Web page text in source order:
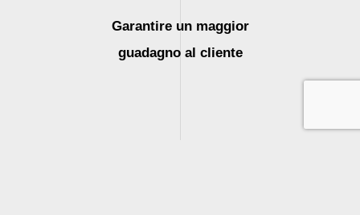
Garantire un maggior
guadagno al cliente